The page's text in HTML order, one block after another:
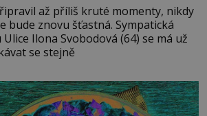
až příliš kruté momenty, nikdy
znovu šťastná. Sympatická
Ilona Svobodová (64) se má už
se stejně